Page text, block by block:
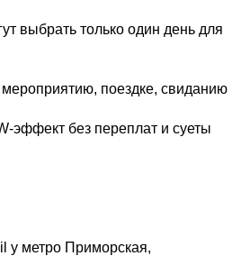
выбрать только один день для
мероприятию, поездке, свиданию
эффект без переплат и суеты
у метро Приморская,